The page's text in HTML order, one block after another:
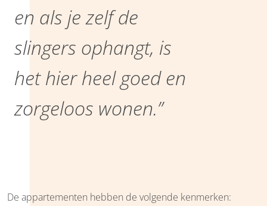
en als je zelf de
slingers ophangt, is
het hier heel goed en
zorgeloos wonen.”
De appartementen hebben de volgende kenmerken: